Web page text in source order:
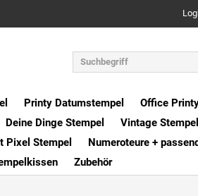
Printy Datumstempel Office
Deine Dinge Stempel
Vintage Stempel
Pixel Stempel
Numeroteure +
Zubehör